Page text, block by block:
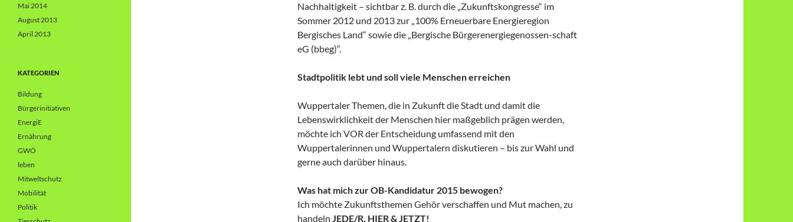
Nachhaltigkeit – sichtbar z. B. durch die „Zukunftskongresse“ im
Sommer 2012 und 2013 zur „100% Erneuerbare Energieregion
Bergisches Land“ sowie die „Bergische Bürgerenergiegenossen-schaft
eG (bbeg)“.
Stadtpolitik lebt und soll viele Menschen erreichen
Wuppertaler Themen, die in Zukunft die Stadt und damit die
Lebenswirklichkeit der Menschen hier maßgeblich prägen werden,
möchte ich VOR der Entscheidung umfassend mit den
Wuppertalerinnen und Wuppertalern diskutieren – bis zur Wahl und
gerne auch darüber hinaus.
Was hat mich zur OB-Kandidatur 2015 bewogen?
Ich möchte Zukunftsthemen Gehör verschaffen und Mut machen, zu
handeln JEDE/R, HIER & JETZT!
Mai 2014
August 2013
April 2013
KATEGORIEN
Bildung
Bürgerinitiativen
EnergiE
Ernährung
GWÖ
leben
Mitweltschutz
Mobilität
Politik